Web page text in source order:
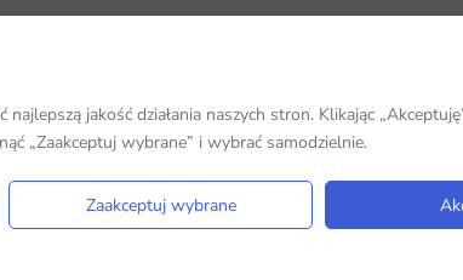
jakość działania naszych stron. Klikając
„Zaakceptuj wybrane” i wybrać samodzielnie.
Zaakceptuj wybrane